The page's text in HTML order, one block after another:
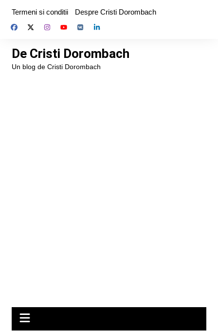
content
Termeni si conditii Despre Cristi Dorombach
De Cristi Dorombach
Un blog de Cristi Dorombach